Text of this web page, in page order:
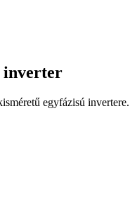
inverter
egyfázisú invertere.